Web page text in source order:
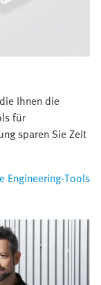
Ihnen die
für
sparen Sie Zeit
Engineering-Tools